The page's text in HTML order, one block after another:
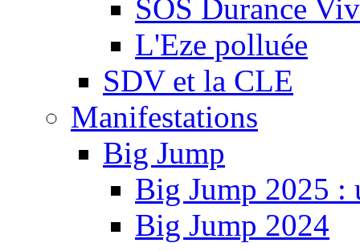
SOS Durance
L'Eze polluée
SDV et la CLE
Manifestations
Big Jump
Big Jump 2025 :
Big Jump 2024